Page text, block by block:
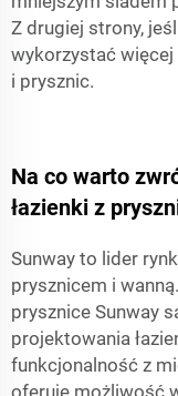
Z drugiej strony,
wykorzystać więcej
i prysznic.
Na co warto
łazienki z
Sunway to lider
prysznicem i
prysznice Sunway
projektowania
funkcjonalność z
oferuje możliwość